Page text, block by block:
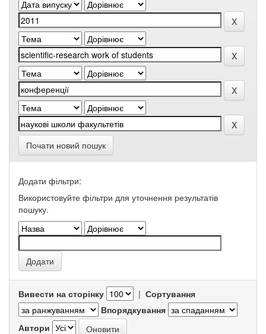
Почати новий пошук
Додати фільтри:
Використовуйте фільтри для уточнення результатів
пошуку.
Вивести на сторінку | Сортування
Впорядкування
Автори